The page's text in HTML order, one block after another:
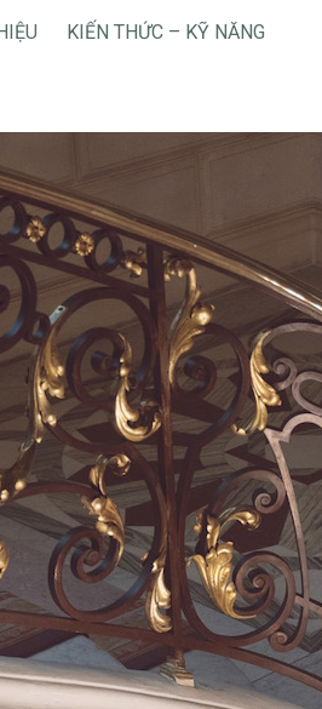
KIẾN THỨC – KỸ NĂNG